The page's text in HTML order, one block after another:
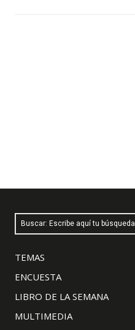
Buscar: Escribe aquí tu búsqueda
TEMAS
ENCUESTA
LIBRO DE LA SEMANA
MULTIMEDIA